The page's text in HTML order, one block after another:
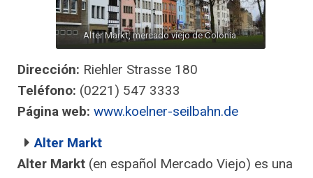
Alter Markt, mercado viejo de Colonia.
Dirección: Riehler Strasse 180
Teléfono: (0221) 547 3333
Página web: www.koelner-seilbahn.de
Alter Markt
Alter Markt (en español Mercado Viejo) es una